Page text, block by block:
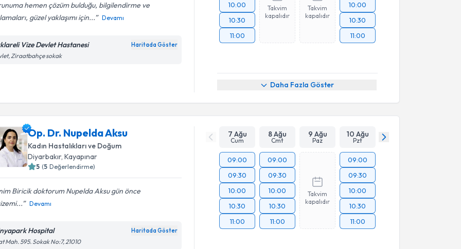
hemen çözüm bulduğu, bilgilendirme ve
güzel yaklaşımı için...
Devamı
Vize Devlet Hastanesi Haritada Göster
Ziraatbahçe sokak
10:00
10:30
11:00
Takvim
kapalıdır
Takvim
kapalıdır
10:00
10:30
11:00
Daha Fazla Göster
Op. Dr. Nupelda Aksu
Kadın Hastalıkları ve Doğum
Diyarbakır,Kayapınar
5 (5 Değerlendirme)
Biricik doktorum Nupelda Aksu gün önce
Devamı
Hospital Haritada Göster
Mah. 595. Sokak No:7, 21010
7 Ağu
Cum
8 Ağu
Cmt
9 Ağu
Paz
10 Ağu
Pzt
09:00
09:30
10:00
10:30
11:00
09:00
09:30
10:00
10:30
11:00
Takvim
kapalıdır
09:00
09:30
10:00
10:30
11:00